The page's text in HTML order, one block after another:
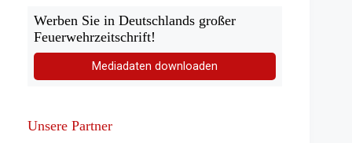
Werben Sie in Deutschlands großer
Feuerwehrzeitschrift!
Mediadaten downloaden
Unsere Partner